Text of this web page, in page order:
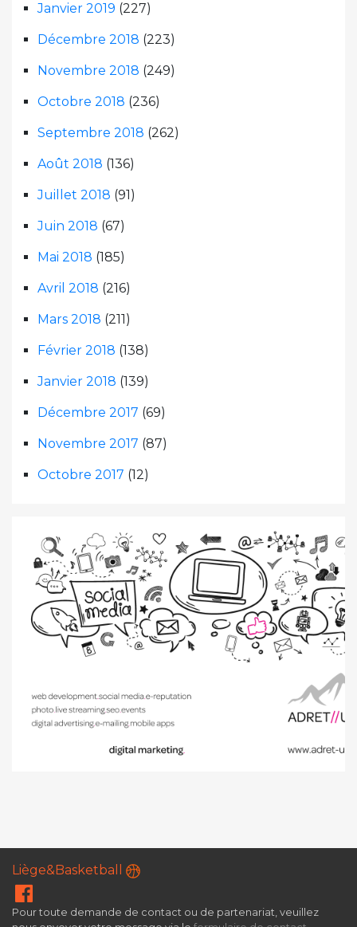
Janvier 2019 (227)
Décembre 2018 (223)
Novembre 2018 (249)
Octobre 2018 (236)
Septembre 2018 (262)
Août 2018 (136)
Juillet 2018 (91)
Juin 2018 (67)
Mai 2018 (185)
Avril 2018 (216)
Mars 2018 (211)
Février 2018 (138)
Janvier 2018 (139)
Décembre 2017 (69)
Novembre 2017 (87)
Octobre 2017 (12)
Liège&Basketball
Pour toute demande de contact ou de partenariat, veuillez